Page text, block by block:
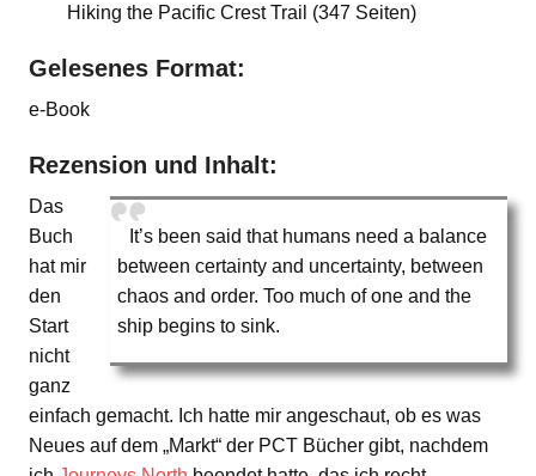
Hiking the Pacific Crest Trail (347 Seiten)
Gelesenes Format:
e-Book
Rezension und Inhalt:
It’s been said that humans need a balance
between certainty and uncertainty, between
chaos and order. Too much of one and the
ship begins to sink.
Das
Buch
hat mir
den
Start
nicht
ganz
einfach gemacht. Ich hatte mir angeschaut, ob es was
Neues auf dem „Markt“ der PCT Bücher gibt, nachdem